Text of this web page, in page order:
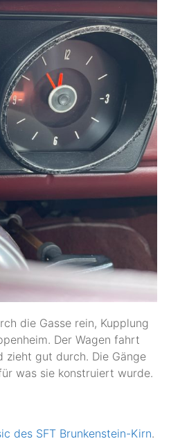
die Gasse rein, Kupplung
Der Wagen fahrt
gut durch. Die Gänge
was sie konstruiert wurde.
des SFT Brunkenstein-Kirn.